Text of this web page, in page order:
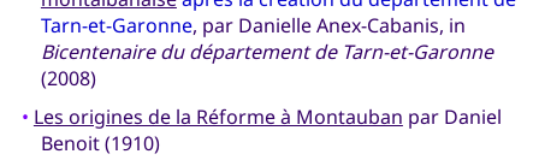
Tarn-et-Garonne, par Danielle Anex-Cabanis, in
Bicentenaire du département de Tarn-et-Garonne
(2008)
• Les origines de la Réforme à Montauban par Daniel
Benoit (1910)